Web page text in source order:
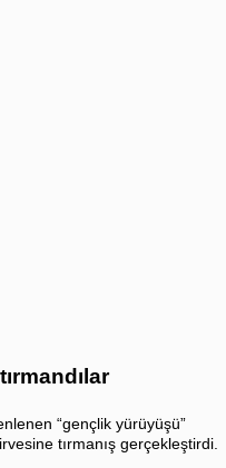
“gençlik yürüyüşü”
tırmanış gerçekleştirdi.